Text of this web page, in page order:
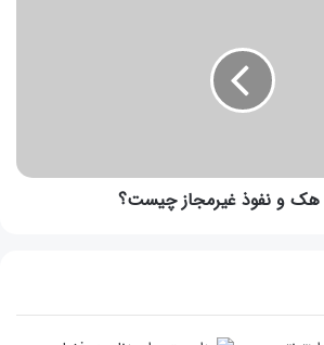
هک و نفوذ غیرمجاز چیست؟